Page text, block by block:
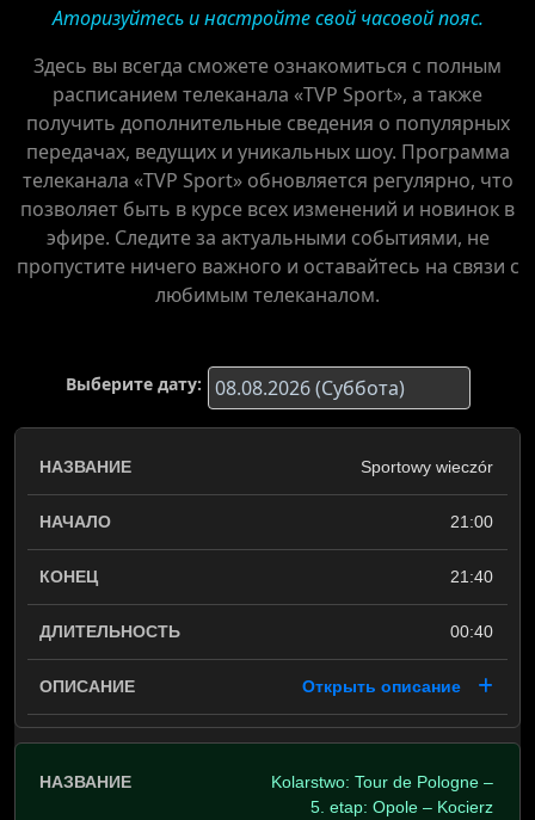
Аторизуйтесь и настройте свой часовой пояс.
Здесь вы всегда сможете ознакомиться с полным
расписанием телеканала «TVP Sport», а также
получить дополнительные сведения о популярных
передачах, ведущих и уникальных шоу. Программа
телеканала «TVP Sport» обновляется регулярно, что
позволяет быть в курсе всех изменений и новинок в
эфире. Следите за актуальными событиями, не
пропустите ничего важного и оставайтесь на связи с
любимым телеканалом.
Выберите дату:
Sportowy wieczór
21:00
21:40
00:40
Открыть описание
Kolarstwo: Tour de Pologne –
5. etap: Opole – Kocierz